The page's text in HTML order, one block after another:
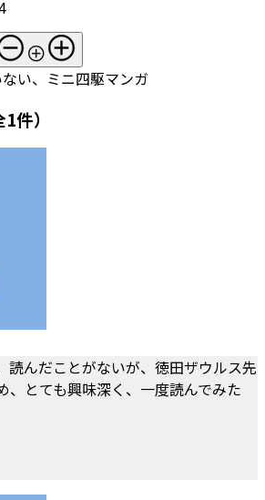
い、ミニ四駆マンガ
1件）
読んだことがないが、徳田ザウルス先
、とても興味深く、一度読んでみた